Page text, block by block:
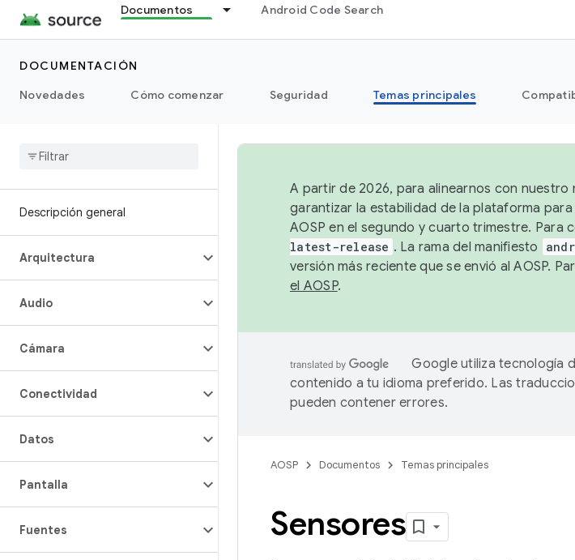
Documentos Android Code Search
DOCUMENTACIÓN
Novedades
Cómo comenzar Seguridad Temas principales
Descripción general
Arquitectura
Audio
Cámara
Conectividad
Datos
Pantalla
Fuentes
A partir de 2026, para alinearnos con
garantizar la estabilidad de la plataforma
AOSP en el segundo y cuarto trimestre. Para
latest-release . La rama del manifiesto
versión más reciente que se envió al AOSP.
el AOSP.
Google utiliza tecnología
contenido a tu idioma preferido. Las
pueden contener errores.
AOSP Documentos Temas principales
Sensores